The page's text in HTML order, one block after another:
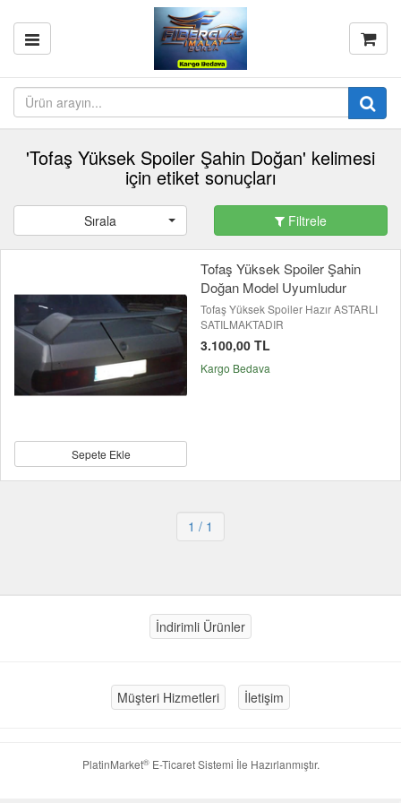
'Tofaş Yüksek Spoiler Şahin Doğan' kelimesi
için etiket sonuçları
Sırala Filtrele
Sepete Ekle
Tofaş Yüksek Spoiler Şahin
Doğan Model Uyumludur
Tofaş Yüksek Spoiler Hazır ASTARLI
SATILMAKTADIR
3.100,00 TL
Kargo Bedava
1 / 1
İndirimli Ürünler
Müşteri Hizmetleri İletişim
PlatinMarket®E-Ticaret Sistemi İle Hazırlanmıştır.